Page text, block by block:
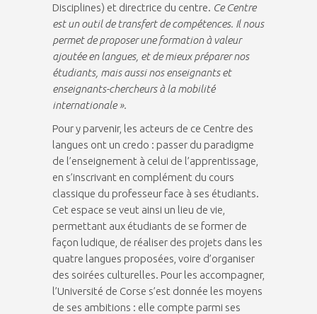
Disciplines) et directrice du centre. Ce Centre
est un outil de transfert de compétences. Il nous
permet de proposer une formation à valeur
ajoutée en langues, et de mieux préparer nos
étudiants, mais aussi nos enseignants et
enseignants-chercheurs à la mobilité
internationale ».
Pour y parvenir, les acteurs de ce Centre des
langues ont un credo : passer du paradigme
de l’enseignement à celui de l’apprentissage,
en s’inscrivant en complément du cours
classique du professeur face à ses étudiants.
Cet espace se veut ainsi un lieu de vie,
permettant aux étudiants de se former de
façon ludique, de réaliser des projets dans les
quatre langues proposées, voire d’organiser
des soirées culturelles. Pour les accompagner,
l’Université de Corse s’est donnée les moyens
de ses ambitions : elle compte parmi ses